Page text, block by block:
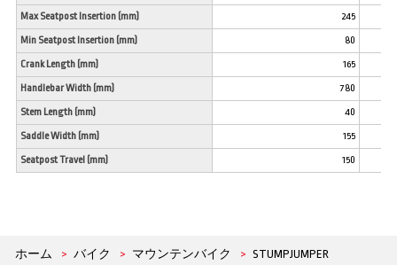
Max Seatpost Insertion (mm) 245
Min Seatpost Insertion (mm) 80
Crank Length (mm) 165
Handlebar Width (mm) 780
Stem Length (mm) 40
Saddle Width (mm) 155
Seatpost Travel (mm) 150
ホーム > バイク > マウンテンバイク > STUMPJUMPER